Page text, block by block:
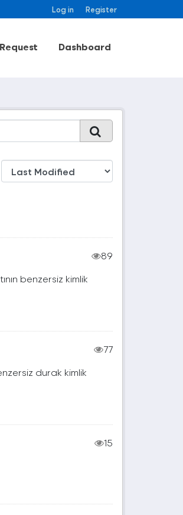
Log in Register
Dashboard
89
benzersiz kimlik
77
durak kimlik
15